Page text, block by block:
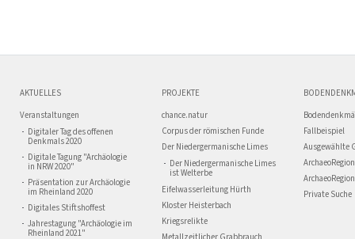
AKTUELLES
Veranstaltungen
Digitaler Tag des offenen
Denkmals 2020
Digitale Tagung "Archäologie
in NRW 2020"
Präsentation zur Archäologie
im Rheinland 2020
Digitales Stiftshoffest
Jahrestagung "Archäologie im
Rheinland 2021"
PROJEKTE
chance.natur
Corpus der römischen Funde
Der Niedergermanische Limes
Der Niedergermanische Limes
ist Welterbe
Eifelwasserleitung Hürth
Kloster Heisterbach
Kriegsrelikte
Fallbeispiel
Ausgewählte
Private Suche